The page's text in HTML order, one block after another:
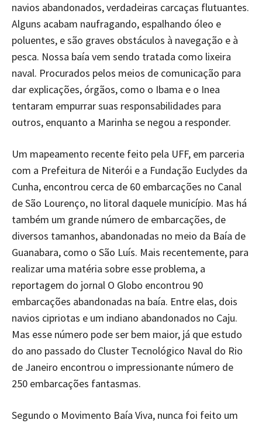
navios abandonados, verdadeiras carcaças flutuantes.
Alguns acabam naufragando, espalhando óleo e
poluentes, e são graves obstáculos à navegação e à
pesca. Nossa baía vem sendo tratada como lixeira
naval. Procurados pelos meios de comunicação para
dar explicações, órgãos, como o Ibama e o Inea
tentaram empurrar suas responsabilidades para
outros, enquanto a Marinha se negou a responder.
Um mapeamento recente feito pela UFF, em parceria
com a Prefeitura de Niterói e a Fundação Euclydes da
Cunha, encontrou cerca de 60 embarcações no Canal
de São Lourenço, no litoral daquele município. Mas há
também um grande número de embarcações, de
diversos tamanhos, abandonadas no meio da Baía de
Guanabara, como o São Luís. Mais recentemente, para
realizar uma matéria sobre esse problema, a
reportagem do jornal O Globo encontrou 90
embarcações abandonadas na baía. Entre elas, dois
navios cipriotas e um indiano abandonados no Caju.
Mas esse número pode ser bem maior, já que estudo
do ano passado do Cluster Tecnológico Naval do Rio
de Janeiro encontrou o impressionante número de
250 embarcações fantasmas.
Segundo o Movimento Baía Viva, nunca foi feito um